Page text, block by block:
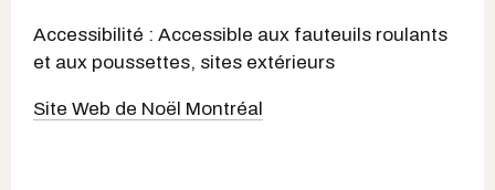
Accessibilité : Accessible aux fauteuils roulants
et aux poussettes, sites extérieurs
Site Web de Noël Montréal